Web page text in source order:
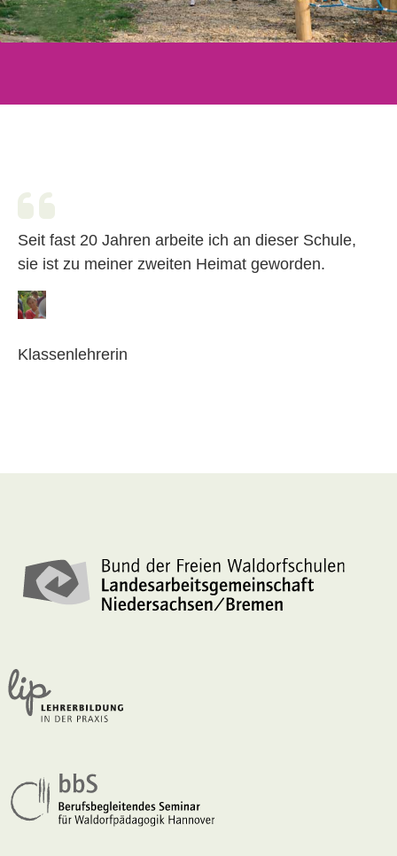
Seit fast 20 Jahren arbeite ich an dieser Schule,
sie ist zu meiner zweiten Heimat geworden.
Klassenlehrerin